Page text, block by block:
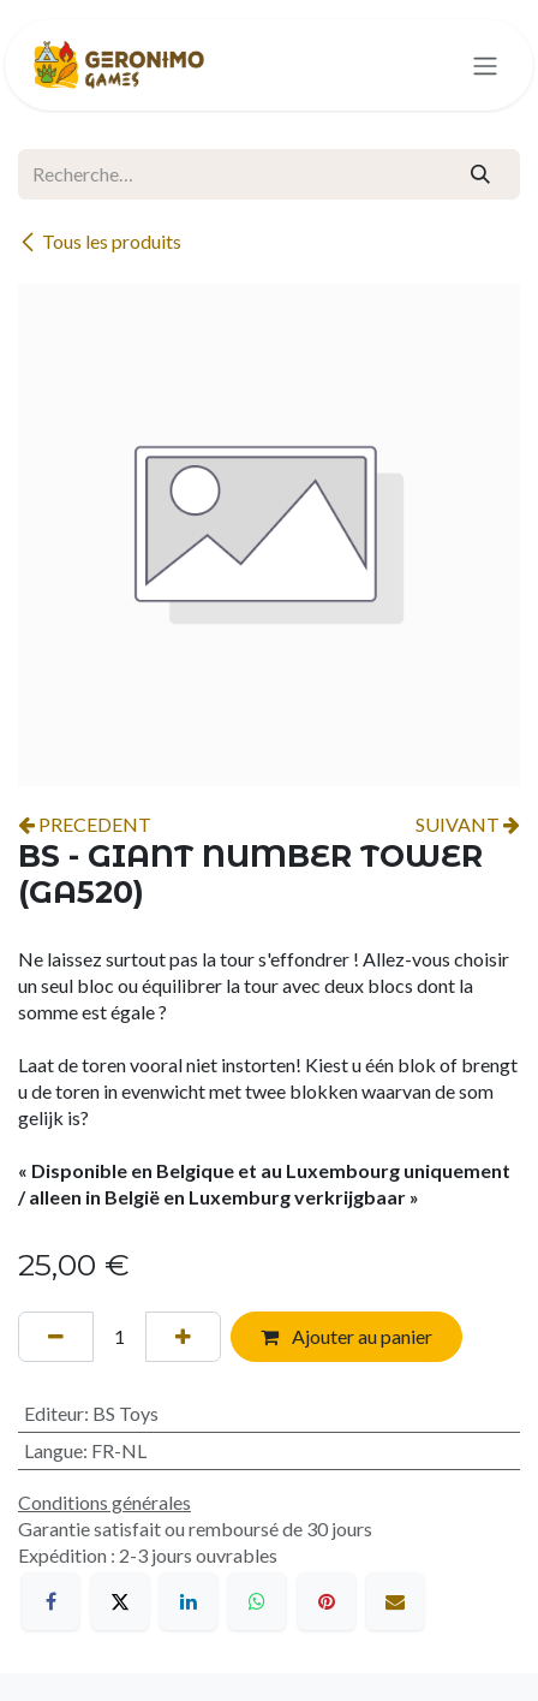
Tous les produits
PRECEDENT SUIVANT
BS - GIANT NUMBER TOWER
(GA520)
Ne laissez surtout pas la tour s'effondrer ! Allez-vous choisir
un seul bloc ou équilibrer la tour avec deux blocs dont la
somme est égale ?
Laat de toren vooral niet instorten! Kiest u één blok of brengt
u de toren in evenwicht met twee blokken waarvan de som
gelijk is?
« Disponible en Belgique et au Luxembourg uniquement
/ alleen in België en Luxemburg verkrijgbaar »
25,00 €
Ajouter au panier
Editeur: BS Toys
Langue: FR-NL
Conditions générales
Garantie satisfait ou remboursé de 30 jours
Expédition : 2-3 jours ouvrables